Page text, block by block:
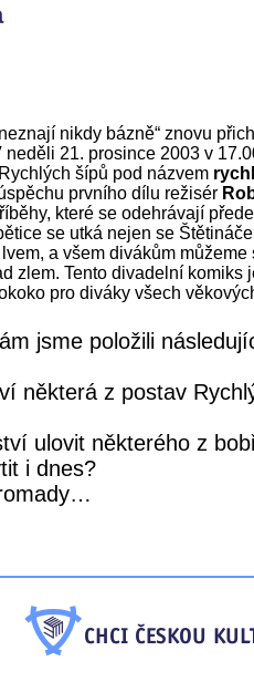
nikdy bázně“ znovu
21. prosince 2003 v
šípů pod názvem
prvního dílu režisér
které se odehrávají
se utká nejen se
a všem divákům můžeme
zlem. Tento divadelní komiks
pro diváky všech
jsme položili
některá z postav
ulovit některého z
i dnes?